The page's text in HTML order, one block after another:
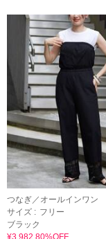
つなぎ／オールインワン
サイズ : フリー
ブラック
¥3,982 80%OFF